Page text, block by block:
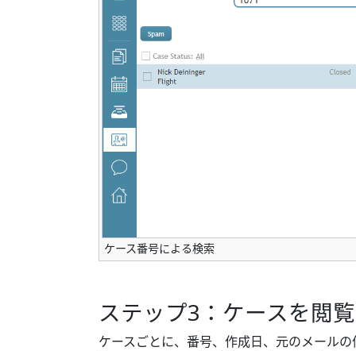
ケース番号による検索
ステップ3：ケースを閲
ケースごとに、番号、作成日、元のメール